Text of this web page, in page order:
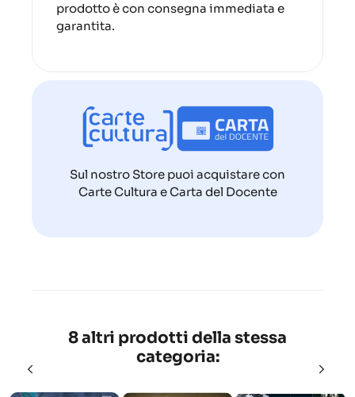
prodotto è con consegna immediata e
garantita.
Sul nostro Store puoi acquistare con
Carte Cultura e Carta del Docente
8 altri prodotti della stessa
categoria: